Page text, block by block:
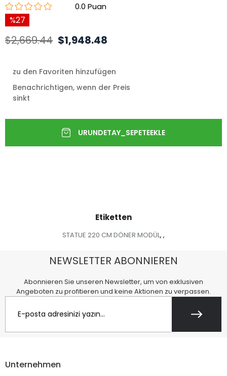
0.0
27
$2,669.44 $1,948.48
zu den Favoriten hinzufügen
Benachrichtigen, wenn der Preis
sinkt
Etiketten
STATUE 220 CM DÖNER MODÜL, ,
NEWSLETTER ABONNIEREN
Abonnieren Sie unseren Newsletter, um von exklusiven
Angeboten zu profitieren und keine Aktionen zu verpassen.
Unternehmen